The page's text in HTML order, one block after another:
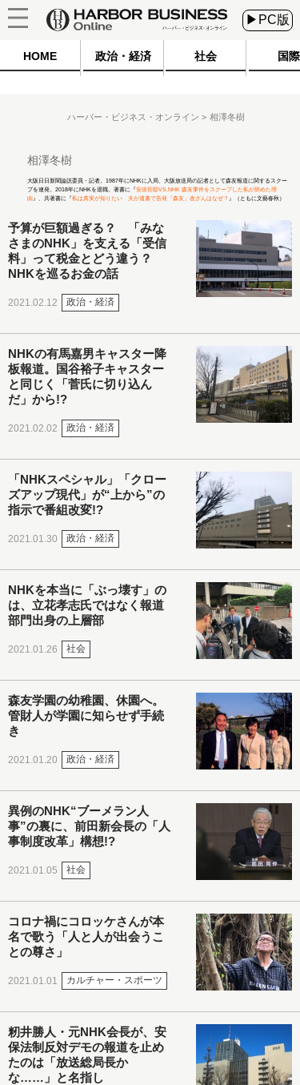
▶PC版
HOME 政治・経済 社会 国際
ハーバー・ビジネス・オンライン 相澤冬樹
相澤冬樹
大阪日日新聞論説委員・記者。1987年にNHKに入局、大阪放送局の記者として森友報道に関するスクー
プを連発。2018年にNHKを退職。著書に『安倍官邸VS.NHK 森友事件をスクープした私が辞めた理
由 』、共著書に『私は真実が知りたい 夫が遺書で告発「森友」改ざんはなぜ？ 』（ともに文藝春秋）
予算が巨額過ぎる？ 「みな
さまのNHK」を支える「受信
料」って税金とどう違う？
NHKを巡るお金の話
2021.02.12 政治・経済
NHKの有馬嘉男キャスター降
板報道。国谷裕子キャスター
と同じく「菅氏に切り込ん
だ」から!?
2021.02.02 政治・経済
「NHKスペシャル」「クロー
ズアップ現代」が“上から”の
指示で番組改変!?
2021.01.30 政治・経済
NHKを本当に「ぶっ壊す」の
は、立花孝志氏ではなく報道
部門出身の上層部
2021.01.26 社会
森友学園の幼稚園、休園へ。
管財人が学園に知らせず手続
き
2021.01.20 政治・経済
異例のNHK“ブーメラン人
事”の裏に、前田新会長の「人
事制度改革」構想!?
2021.01.05 社会
コロナ禍にコロッケさんが本
名で歌う「人と人が出会うこ
との尊さ」
2021.01.01 カルチャー・スポーツ
籾井勝人・元NHK会長が、安
保法制反対デモの報道を止め
たのは「放送総局長か
な……」と名指し